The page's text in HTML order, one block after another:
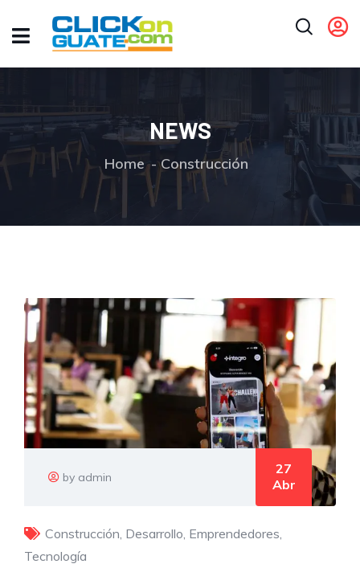
NEWS
Home Construcción
by admin
27
Abr
Construcción Desarrollo Emprendedores
Tecnología